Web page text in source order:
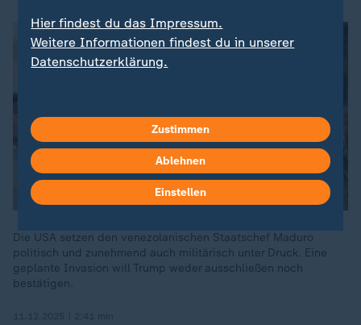
Die USA setzen den venezolanischen Staatschef Maduro
politisch und zunehmend auch militärisch unter Druck. Eine
geplante Invasion will Trump weder ausschließen noch
bestätigen.
Hier findest du das Impressum.
Weitere Informationen findest du in unserer
Datenschutzerklärung.
Zustimmen
Ablehnen
Einstellen